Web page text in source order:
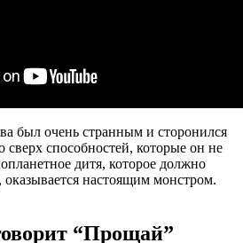
был очень странным и сторонился
способностей, которые он не
дитя, которое должно
оказывается настоящим монстром.
“Прощай”